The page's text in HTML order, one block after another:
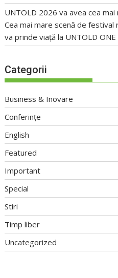
UNTOLD 2026 va avea cea mai
Cea mai mare scenă de
va prinde viață la UNTOLD
Categorii
Business & Inovare
Conferințe
English
Featured
Important
Special
Stiri
Timp liber
Uncategorized